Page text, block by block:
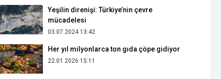
Yeşilin direnişi: Türkiye’nin çevre
mücadelesi
03.07.2024 13:42
Her yıl milyonlarca ton gıda çöpe gidiyor
22.01.2026 15:11